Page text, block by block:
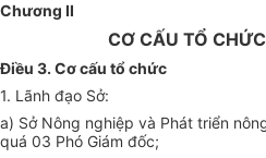
Chương II
CƠ CẤU TỔ
Điều 3. Cơ cấu tổ chức
1. Lãnh đạo Sở:
a) Sở Nông nghiệp và Phát triển
quá 03 Phó Giám đốc;